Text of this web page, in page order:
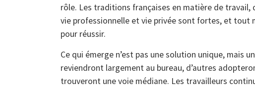
rôle. Les traditions françaises en matière de travail,
vie professionnelle et vie privée sont fortes, et tout
pour réussir.
Ce qui émerge n’est pas une solution unique, mais
reviendront largement au bureau, d’autres
trouveront une voie médiane. Les travailleurs